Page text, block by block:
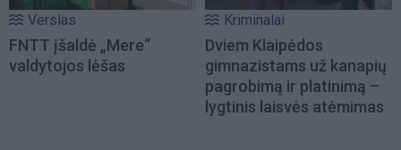
Verslas
FNTT įšaldė „Mere“
valdytojos lėšas
Kriminalai
Dviem Klaipėdos
gimnazistams už kanapių
pagrobimą ir platinimą –
lygtinis laisvės atėmimas